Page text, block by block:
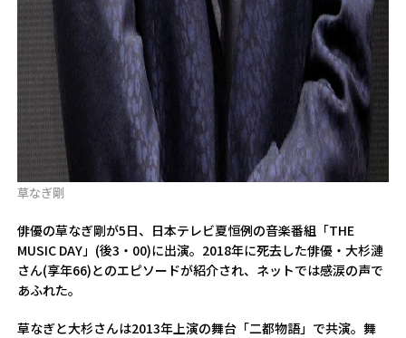
草なぎ剛
俳優の草なぎ剛が5日、日本テレビ夏恒例の音楽番組「THE
MUSIC DAY」(後3・00)に出演。2018年に死去した俳優・大杉漣
さん(享年66)とのエピソードが紹介され、ネットでは感涙の声で
あふれた。
草なぎと大杉さんは2013年上演の舞台「二都物語」で共演。舞